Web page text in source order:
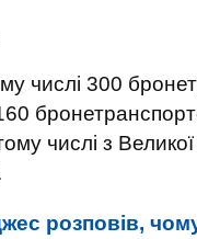
числі 300
числі з
розповів,